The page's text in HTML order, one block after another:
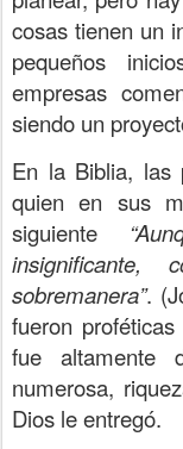
cosas tienen un
pequeños
empresas
siendo un
En la Biblia, las
quien en sus
siguiente
sobremanera”.
fueron
fue altamente
numerosa,
Dios le entregó.